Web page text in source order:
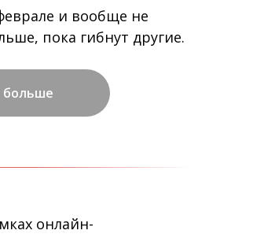
больше
и вообще не
пока гибнут другие.
онлайн-